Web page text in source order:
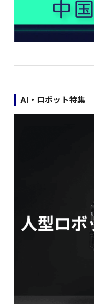
AI・ロボット特集